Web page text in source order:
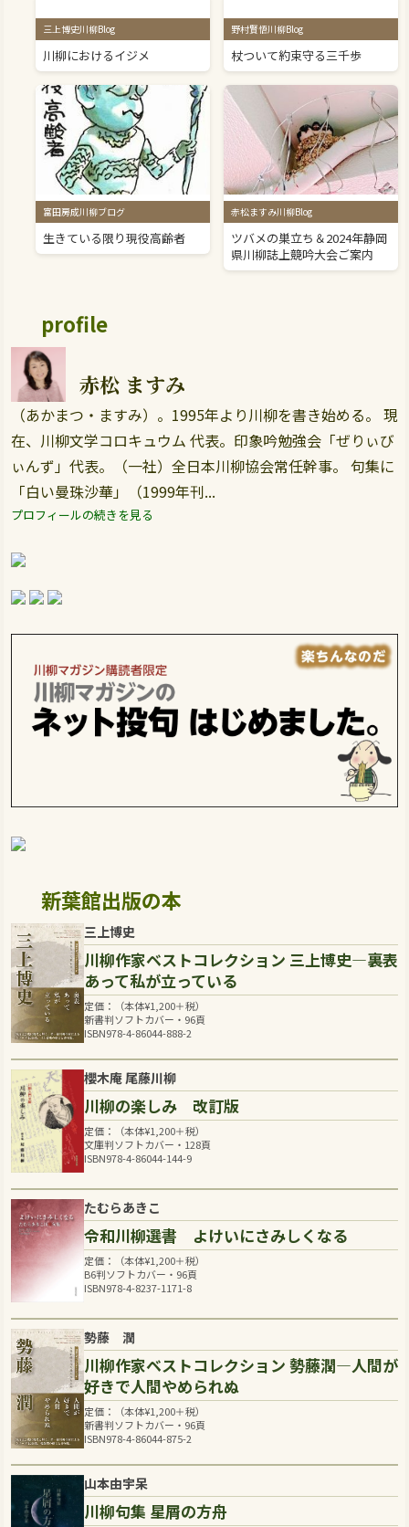
三上博史川柳Blog
川柳におけるイジメ
野村賢悟川柳Blog
杖ついて約束守る三千歩
富田房成川柳ブログ
生きている限り現役高齢者
赤松ますみ川柳Blog
ツバメの巣立ち＆2024年静岡
県川柳誌上競吟大会ご案内
profile
赤松 ますみ
（あかまつ・ますみ）。1995年より川柳を書き始める。 現
在、川柳文学コロキュウム 代表。印象吟勉強会「ぜりぃび
ぃんず」代表。（一社）全日本川柳協会常任幹事。 句集に
「白い曼珠沙華」（1999年刊...
プロフィールの続きを見る
新葉館出版の本
三上博史
川柳作家ベストコレクション 三上博史―裏表
あって私が立っている
定価：（本体¥1,200＋税）
新書判ソフトカバー・96頁
ISBN978-4-86044-888-2
櫻木庵 尾藤川柳
川柳の楽しみ 改訂版
定価：（本体¥1,200＋税）
文庫判ソフトカバー・128頁
ISBN978-4-86044-144-9
たむらあきこ
令和川柳選書 よけいにさみしくなる
定価：（本体¥1,200＋税）
B6判ソフトカバー・96頁
ISBN978-4-8237-1171-8
勢藤 潤
川柳作家ベストコレクション 勢藤潤―人間が
好きで人間やめられぬ
定価：（本体¥1,200＋税）
新書判ソフトカバー・96頁
ISBN978-4-86044-875-2
山本由宇呆
川柳句集 星屑の方舟